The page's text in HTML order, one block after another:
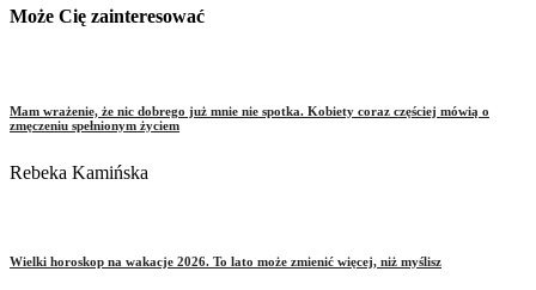
Może Cię zainteresować
Mam wrażenie, że nic dobrego już mnie nie spotka. Kobiety coraz częściej mówią o
zmęczeniu spełnionym życiem
Rebeka Kamińska
Wielki horoskop na wakacje 2026. To lato może zmienić więcej, niż myślisz